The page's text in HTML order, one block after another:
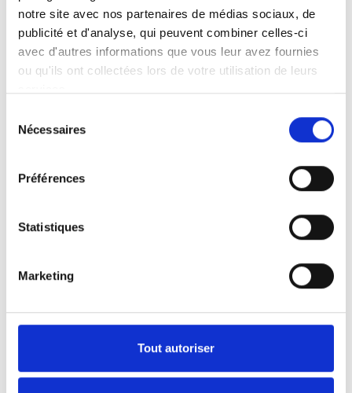
notre site avec nos partenaires de médias sociaux, de
publicité et d'analyse, qui peuvent combiner celles-ci
avec d'autres informations que vous leur avez fournies
ou qu'ils ont collectées lors de votre utilisation de leurs
Nécessaires
Préférences
Statistiques
Marketing
Tout autoriser
français.
Turny Evo, treuil sur mesure